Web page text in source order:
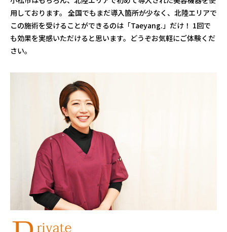
用しております。 全国でもまだ導入箇所が少なく、北陸エリアで
この施術を受けることができるのは「Taeyang.」だけ！ 1回で
も効果を実感いただけると思います。どうぞお気軽にご体験くだ
さい。